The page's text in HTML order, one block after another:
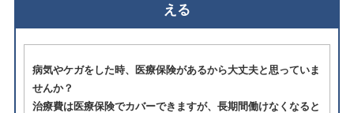
える
病気やケガをした時、医療保険があるから大丈夫と思っていま
せんか？
治療費は医療保険でカバーできますが、長期間働けなくなると